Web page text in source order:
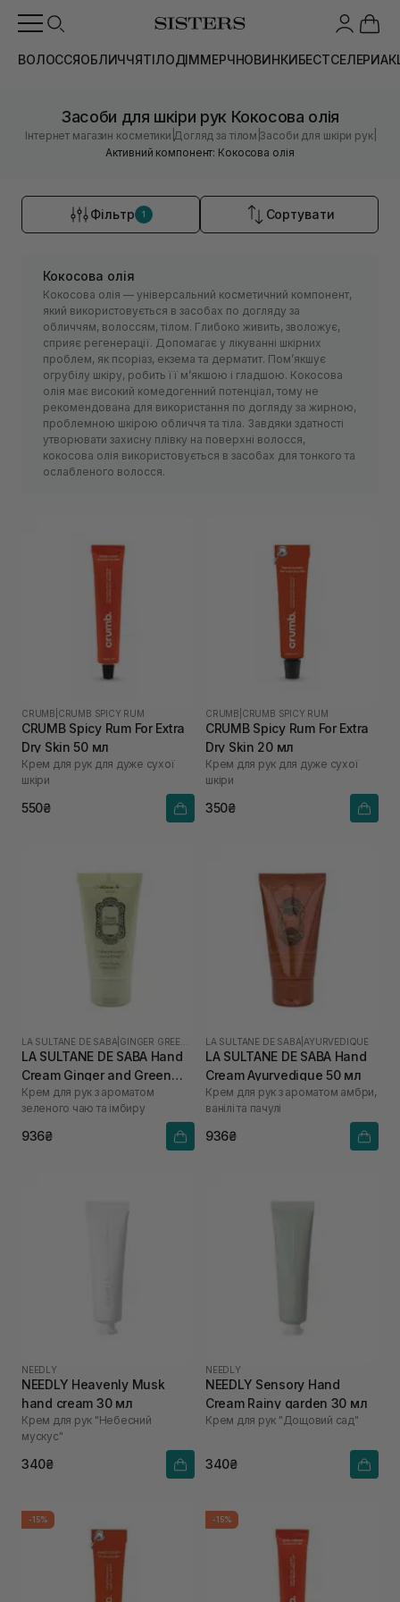
ВОЛОССЯОБЛИЧЧЯТІЛОДІММЕРЧНОВИНКИБЕСТСЕЛЕРИ
Засоби для шкіри рук Кокосова олія
Інтернет магазин косметики Догляд за тілом |Засоби для шкіри рук|
Активний компонент: Кокосова олія
Фільтр 1 Сортувати
Кокосова олія
Кокосова олія — універсальний косметичний компонент,
який використовується в засобах по догляду за
обличчям, волоссям, тілом. Глибоко живить, зволожує,
сприяє регенерації. Допомагає у лікуванні шкірних
проблем, як псоріаз, екзема та дерматит. Помʼякшує
огрубілу шкіру, робить її мʼякшою і гладшою. Кокосова
олія має високий комедогенний потенціал, тому не
рекомендована для використання по догляду за жирною,
проблемною шкірою обличчя та тіла. Завдяки здатності
утворювати захисну плівку на поверхні волосся,
кокосова олія використовується в засобах для тонкого та
ослабленого волосся.
CRUMB CRUMB SPICY RUM
CRUMB Spicy Rum For Extra
Dry Skin 50 мл
Крем для рук для дуже сухої
шкіри
550₴
CRUMB CRUMB SPICY RUM
CRUMB Spicy Rum For Extra
Dry Skin 20 мл
Крем для рук для дуже сухої
шкіри
350₴
LA SULTANE DE SABA
LA SULTANE DE SABA Hand
Cream Ginger and Green
Tea 50 мл
Крем для рук з ароматом
зеленого чаю та імбиру
936₴
LA SULTANE DE SABA AYURVEDIQUE
LA SULTANE DE SABA Hand
Cream Ayurvedique 50 мл
Крем для рук з ароматом амбри,
ванілі та пачулі
936₴
NEEDLY
NEEDLY Heavenly Musk
hand cream 30 мл
Крем для рук "Небесний
мускус"
340₴
NEEDLY
NEEDLY Sensory Hand
Cream Rainy garden 30 мл
Крем для рук "Дощовий сад"
340₴
-15% -15%